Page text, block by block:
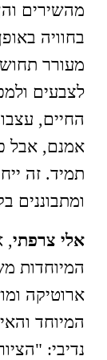
מהשירים
בחוויה
מעורר
לצבעים
החיים,
אמנם, אבל
תמיד. זה
ומתבוננים
אלי צרפתי,
המיוחדות
ארוטיקה
המיוחד
נדיבי: